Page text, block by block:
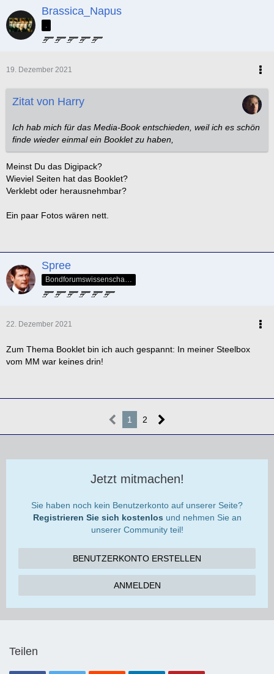
Brassica_Napus
.
19. Dezember 2021
Zitat von Harry
Ich hab mich für das Media-Book entschieden, weil ich es schön
finde wieder einmal ein Booklet zu haben,
Meinst Du das Digipack?
Wieviel Seiten hat das Booklet?
Verklebt oder herausnehmbar?
Ein paar Fotos wären nett.
Spree
Bondforumswissenschaftlicher Forscher & Mitglied der QOS-Splittergruppe
22. Dezember 2021
Zum Thema Booklet bin ich auch gespannt: In meiner Steelbox
vom MM war keines drin!
1 2
Jetzt mitmachen!
Sie haben noch kein Benutzerkonto auf unserer Seite?
Registrieren Sie sich kostenlos und nehmen Sie an
unserer Community teil!
BENUTZERKONTO ERSTELLEN
ANMELDEN
Teilen